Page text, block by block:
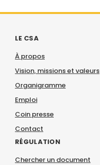
LE CSA
À propos
Vision, missions et valeurs
Organigramme
Emploi
Coin presse
Contact
RÉGULATION
Chercher un document